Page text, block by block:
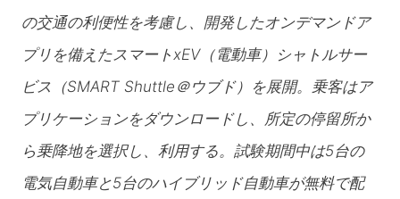
の交通の利便性を考慮し、開発したオンデマンドア
プリを備えたスマートxEV（電動車）シャトルサー
ビス（SMART Shuttle＠ウブド）を展開。乗客はア
プリケーションをダウンロードし、所定の停留所か
ら乗降地を選択し、利用する。試験期間中は5台の
電気自動車と5台のハイブリッド自動車が無料で配